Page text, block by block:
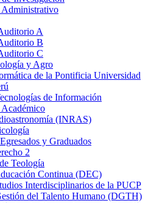
A
B
C
y Agro
de la Pontificia Universidad
de Información
(INRAS)
y Graduados
2
Teología
Continua (DEC)
Interdisciplinarios de la PUCP
del Talento Humano (DGTH)